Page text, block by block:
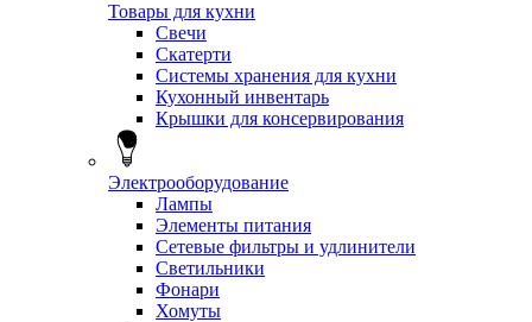
Товары для кухни
Свечи
Скатерти
Системы хранения для кухни
Кухонный инвентарь
Крышки для консервирования
Электрооборудование
Лампы
Элементы питания
Сетевые фильтры и удлинители
Светильники
Фонари
Хомуты